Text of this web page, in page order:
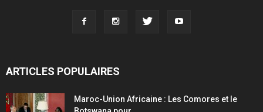
ARTICLES POPULAIRES
Maroc-Union Africaine : Les Comores et le